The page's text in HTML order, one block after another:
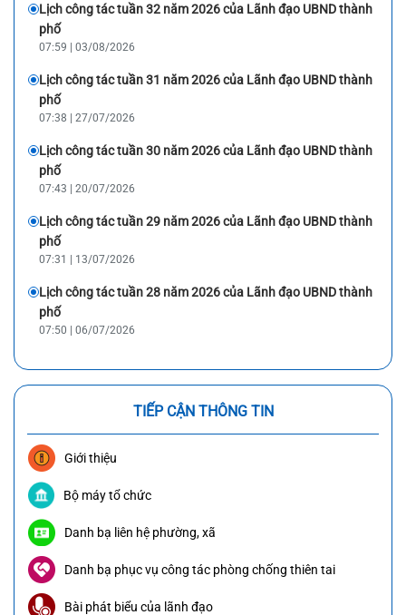
Lịch công tác tuần 32 năm 2026 của Lãnh đạo UBND thành
phố
07:59 | 03/08/2026
Lịch công tác tuần 31 năm 2026 của Lãnh đạo UBND thành
phố
07:38 | 27/07/2026
Lịch công tác tuần 30 năm 2026 của Lãnh đạo UBND thành
phố
07:43 | 20/07/2026
Lịch công tác tuần 29 năm 2026 của Lãnh đạo UBND thành
phố
07:31 | 13/07/2026
Lịch công tác tuần 28 năm 2026 của Lãnh đạo UBND thành
phố
07:50 | 06/07/2026
TIẾP CẬN THÔNG TIN
Giới thiệu
Bộ máy tổ chức
Danh bạ liên hệ phường, xã
Danh bạ phục vụ công tác phòng chống thiên tai
Bài phát biểu của lãnh đạo